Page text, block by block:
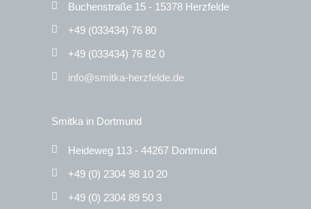
Buchenstraße 15 - 15378 Herzfelde
+49 (033434) 76 80
+49 (033434) 76 82 0
info@smitka-herzfelde.de
Smitka in Dortmund
Heideweg 113 - 44267 Dortmund
+49 (0) 2304 98 10 20
+49 (0) 2304 89 50 3